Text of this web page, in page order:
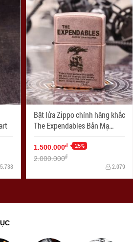
Bật lửa Zippo chính hãng khắc
The Expendables Bản Mạ
Antique Copper
1.500.000đ -25%
2.000.000đ
2.079